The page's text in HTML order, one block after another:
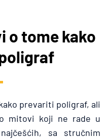
o tome kako
prevariti poligraf, ali
mitovi koji ne rade u
sa stručnim